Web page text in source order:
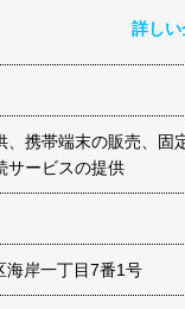
詳しい
、携帯端末の販売、固
サービスの提供
海岸一丁目7番1号